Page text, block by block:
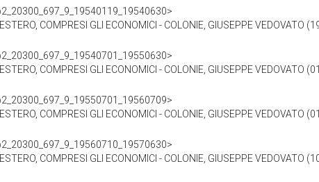
COMPRESI GLI ECONOMICI - COLONIE, GIUSEPPE VEDOVATO
COMPRESI GLI ECONOMICI - COLONIE, GIUSEPPE VEDOVATO
COMPRESI GLI ECONOMICI - COLONIE, GIUSEPPE VEDOVATO
COMPRESI GLI ECONOMICI - COLONIE, GIUSEPPE VEDOVATO